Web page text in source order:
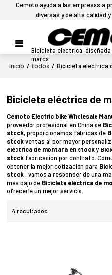
Cemoto ayuda a las empresas a
diversas y de alta calidad
Bicicleta eléctrica,
marca
Inicio / todos / Bicicleta eléctrica
Bicicleta eléctrica de
Cemoto Electric bike Wholesale
proveedor profesional en China de
stock, proporcionamos fábricas de
stockventas al por mayor
eléctrica de montaña en stocky
stock fabricación por contrato.
obtener la mejor cotización para
stock , vamos a responder de una
más bajo de Bicicleta eléctrica de
ofrecerle un mejor servicio.
4 resultados